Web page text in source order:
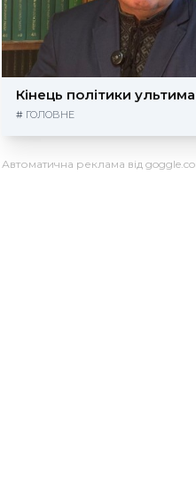
Кінець політики
# ГОЛОВНЕ
Автоматична реклама від